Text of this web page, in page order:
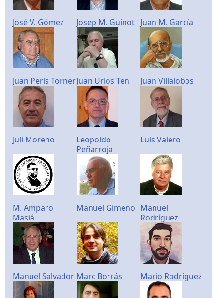
José V. Gómez Josep M. Guinot Juan M. García
Juan Peris TornerJuan Urios Ten Juan Villalobos
Juli Moreno
Leopoldo
Peñarroja
Luis Valero
M. Amparo
Masiá
Manuel Gimeno Manuel
Rodríguez
Manuel Salvador Marc Borrás Mario Rodríguez